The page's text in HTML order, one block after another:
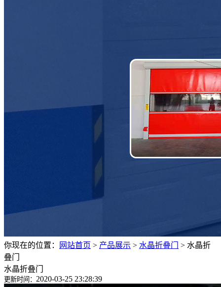
你现在的位置： 网站首页 > 产品展示 > 水晶折叠门 > 水晶折
叠门
水晶折叠门
更新时间： 2020-03-25 23:28:39